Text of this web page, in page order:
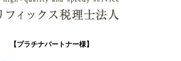
【プラチナパートナー様】